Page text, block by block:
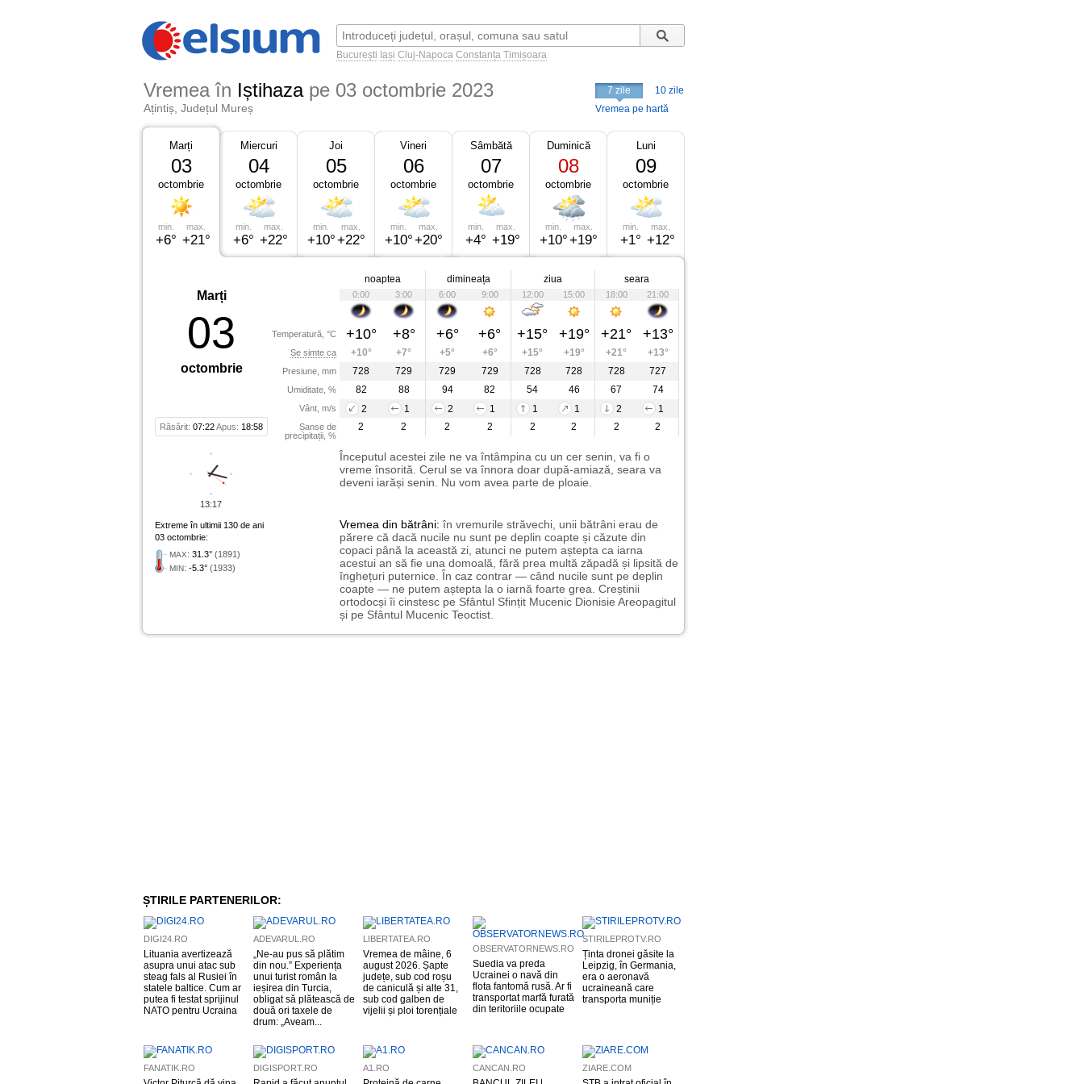
București Iași Cluj-Napoca Constanța Timișoara
Vremea în Iștihaza pe 03 octombrie 2023
Ațintiș, Județul Mureș
7 zile
10 zile
Vremea pe hartă
Marți
03
octombrie
min.
+6°
max.
+21°
Miercuri
04
octombrie
min.
+6°
max.
+22°
Joi
05
octombrie
min.
+10°
max.
+22°
Vineri
06
octombrie
min.
+10°
max.
+20°
Sâmbătă
07
octombrie
min.
+4°
max.
+19°
Duminică
08
octombrie
min.
+10°
max.
+19°
Luni
09
octombrie
min.
+1°
max.
+12°
Marți
03
octombrie
Răsărit: 07:22Apus: 18:58
Temperatură, °C
Se simte ca
Presiune, mm
Umiditate, %
Vânt, m/s
Șanse de
precipitații, %
noaptea dimineața ziua seara
0:00 3:00 6:00 9:00 12:00 15:00 18:00 21:00
+10° +8° +6° +6° +15° +19° +21° +13°
+10° +7° +5° +6° +15° +19° +21°
+13°
728
729 729 729 728 728 728
727
82
88 94 82 54 46 67
74
2
1 2 1 1 1 2
1
2
2 2 2 2 2 2 2
Începutul acestei zile ne va întâmpina cu un cer senin, va fi o
vreme însorită. Cerul se va înnora doar după-amiază, seara va
deveni iarăși senin. Nu vom avea parte de ploaie.
Extreme în ultimii 130 de ani
03 octombrie:
MAX: 31.3° (1891)
MIN: -5.3° (1933)
Vremea din bătrâni: în vremurile străvechi, unii bătrâni erau de
părere că dacă nucile nu sunt pe deplin coapte și căzute din
copaci până la această zi, atunci ne putem aștepta ca iarna
acestui an să fie una domoală, fără prea multă zăpadă și lipsită de
înghețuri puternice. În caz contrar — când nucile sunt pe deplin
coapte — ne putem aștepta la o iarnă foarte grea. Creștinii
ortodocși îi cinstesc pe Sfântul Sfințit Mucenic Dionisie Areopagitul
și pe Sfântul Mucenic Teoctist.
13:17
ȘTIRILE PARTENERILOR:
DIGI24.RO
Lituania avertizează
asupra unui atac sub
steag fals al Rusiei în
statele baltice. Cum ar
putea fi testat sprijinul
NATO pentru Ucraina
ADEVARUL.RO
„Ne-au pus să plătim
din nou.” Experiența
unui turist român la
ieșirea din Turcia,
obligat să plătească de
două ori taxele de
drum: „Aveam...
LIBERTATEA.RO
Vremea de mâine, 6
august 2026. Șapte
județe, sub cod roșu
de caniculă și alte 31,
sub cod galben de
vijelii și ploi torențiale
OBSERVATORNEWS.RO
Suedia va preda
Ucrainei o navă din
flota fantomă rusă. Ar fi
transportat marfă furată
din teritoriile ocupate
STIRILEPROTV.RO
Ținta dronei găsite la
Leipzig, în Germania,
era o aeronavă
ucraineană care
transporta muniție
FANATIK.RO DIGISPORT.RO A1.RO CANCAN.RO ZIARE.COM